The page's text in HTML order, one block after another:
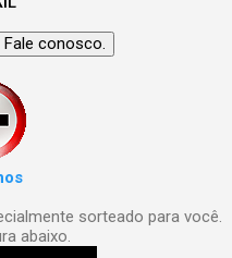
sorteado para você.
abaixo.